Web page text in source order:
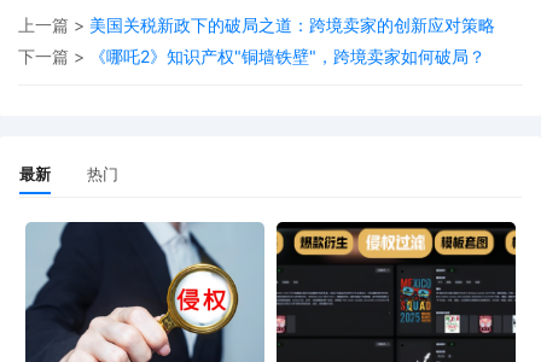
主动散布版权素材，诱使卖家使用
二、卖家为何如此脆弱？
1. 认知差距与意识薄弱
上一篇 > 美国关税新政下的破局之道：跨境卖家的创新应对策略
下一篇 >
《哪吒2》知识产权"铜墙铁壁"，跨境卖家如何破局？
最新 热门